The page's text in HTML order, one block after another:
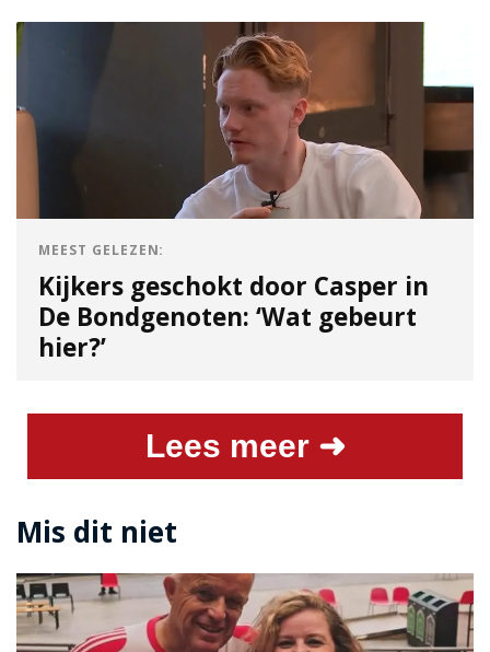
MEEST GELEZEN:
Kijkers geschokt door Casper in
De Bondgenoten: ‘Wat gebeurt
hier?’
Lees meer ➜
Mis dit niet